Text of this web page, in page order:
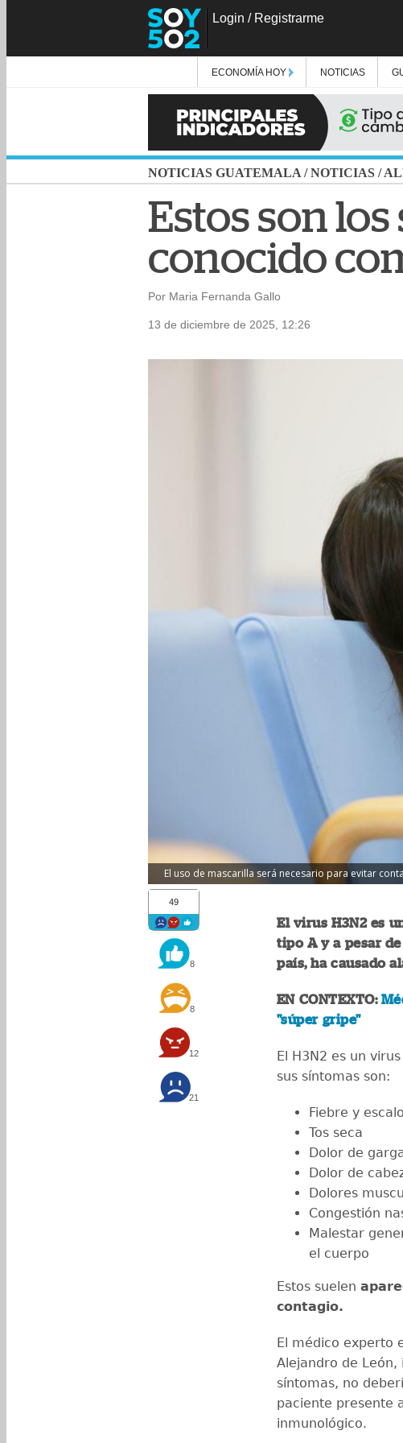
Login / Registrarme
ECONOMÍA HOY NOTICIAS
NOTICIAS GUATEMALA /NOTICIAS /
Estos son
conocido
Por Maria Fernanda Gallo
13 de diciembre de 2025, 12:26
El uso de mascarilla será necesario para evitar
49
8
8
12
21
El virus H3N2 es
tipo A y a pesar
país, ha causado
EN CONTEXTO:
"súper gripe"
El H3N2 es un
sus síntomas son:
Fiebre y
Tos seca
Dolor de
Dolor de
Dolores
Congestión
Malestar
el cuerpo
Estos suelen
contagio.
El médico experto
Alejandro de
síntomas, no
paciente presente
inmunológico.